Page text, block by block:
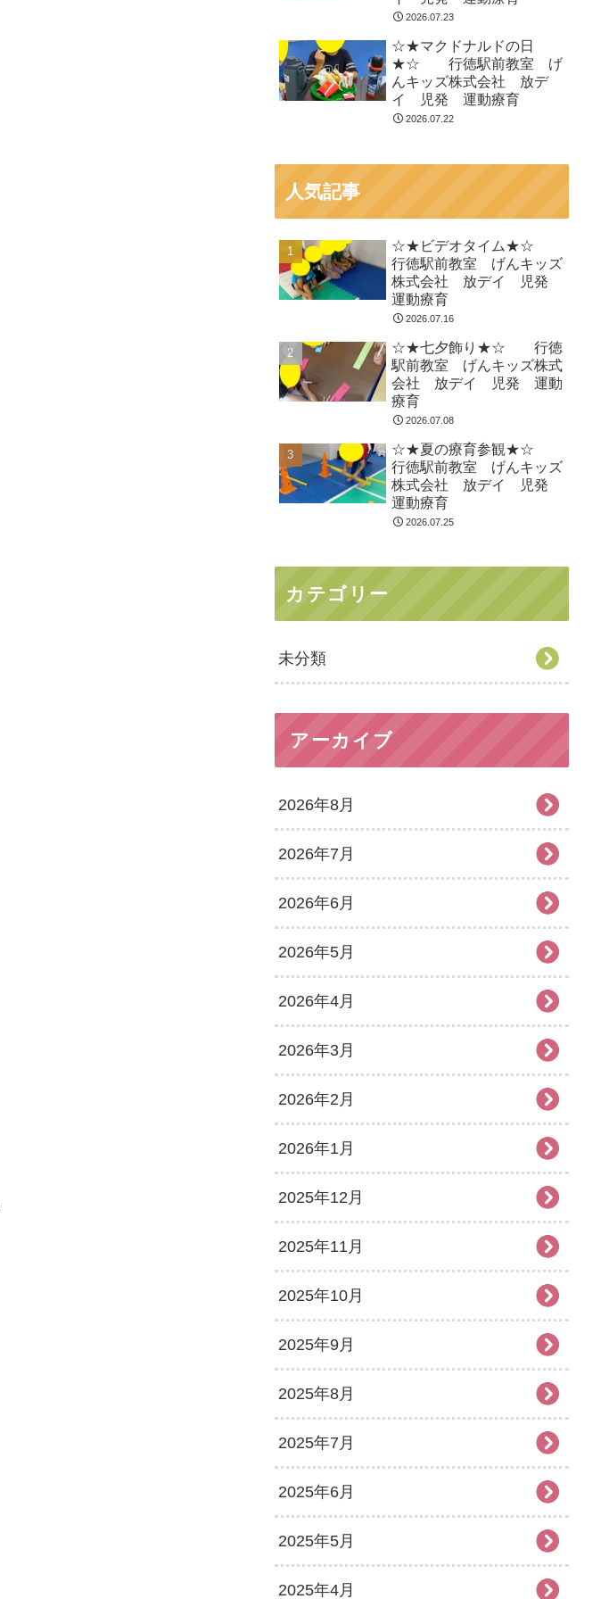
2026.07.23
☆★マクドナルドの日
★☆ 行徳駅前教室 げ
んキッズ株式会社 放デ
イ 児発 運動療育
2026.07.22
人気記事
☆★ビデオタイム★☆
行徳駅前教室 げんキッズ
株式会社 放デイ 児発
運動療育
2026.07.16
☆★七夕飾り★☆ 行徳
駅前教室 げんキッズ株式
会社 放デイ 児発 運動
療育
2026.07.08
☆★夏の療育参観★☆
行徳駅前教室 げんキッズ
株式会社 放デイ 児発
運動療育
2026.07.25
カテゴリー
未分類
アーカイブ
2026年8月
2026年7月
2026年6月
2026年5月
2026年4月
2026年3月
2026年2月
2026年1月
2025年12月
2025年11月
2025年10月
2025年9月
2025年8月
2025年7月
2025年6月
2025年5月
2025年4月